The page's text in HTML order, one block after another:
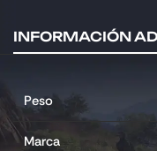
INFORMACIÓN
Peso
Marca